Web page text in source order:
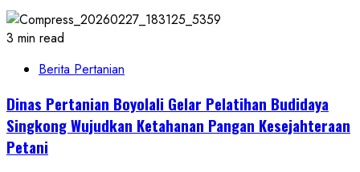
3 min read
Berita Pertanian
Dinas Pertanian Boyolali Gelar Pelatihan Budidaya
Singkong Wujudkan Ketahanan Pangan Kesejahteraan
Petani